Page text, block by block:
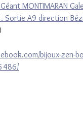
Géant MONTIMARAN
Sortie A9 direction
bijoux-zen-